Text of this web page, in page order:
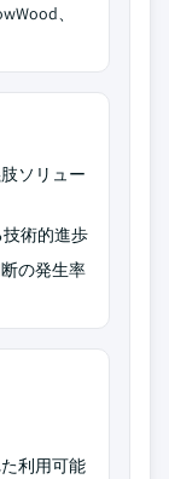
、
ソリュー
術的進歩
の発生率
利用可能